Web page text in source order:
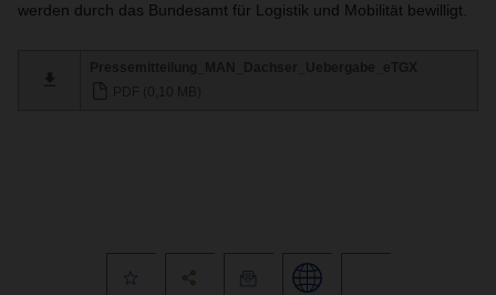
werden durch das Bundesamt für Logistik und Mobilität bewilligt.